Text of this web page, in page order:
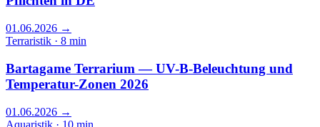
01.06.2026 →
Terraristik · 8 min
Bartagame Terrarium — UV-B-Beleuchtung und
Temperatur-Zonen 2026
01.06.2026 →
Aquaristik · 10 min